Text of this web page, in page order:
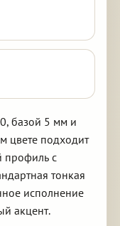
базой 5 мм и
цвете подходит
профиль с
тонкая
исполнение
акцент.